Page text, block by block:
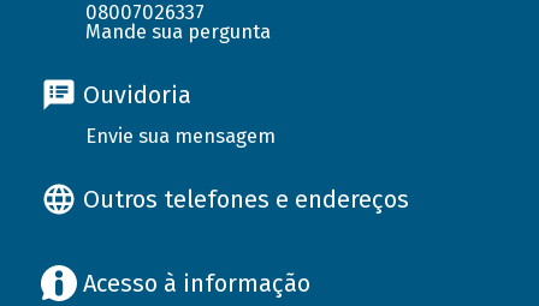
08007026337
Mande sua pergunta
Ouvidoria
Envie sua mensagem
Outros telefones e endereços
Acesso à informação